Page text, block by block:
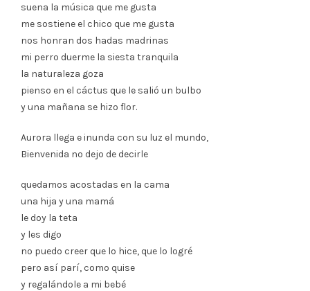
suena la música que me gusta
me sostiene el chico que me gusta
nos honran dos hadas madrinas
mi perro duerme la siesta tranquila
la naturaleza goza
pienso en el cáctus que le salió un bulbo
y una mañana se hizo flor.
Aurora llega e inunda con su luz el mundo,
Bienvenida no dejo de decirle
quedamos acostadas en la cama
una hija y una mamá
le doy la teta
y les digo
no puedo creer que lo hice, que lo logré
pero así parí, como quise
y regalándole a mi bebé